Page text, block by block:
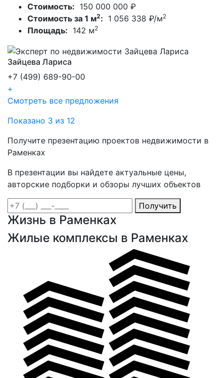
Стоимость: 150 000 000 ₽
Стоимость за 1 м2: 1 056 338 ₽/м2
Площадь: 142 м2
Зайцева Лариса
+7 (499) 689-90-00
+
Смотреть все предложения
Показано 3 из 12
Получите презентацию проектов недвижимости в
Раменках
В презентации вы найдете актуальные цены,
авторские подборки и обзоры лучших объектов
Получить
Жизнь в Раменках
Жилые комплексы в Раменках